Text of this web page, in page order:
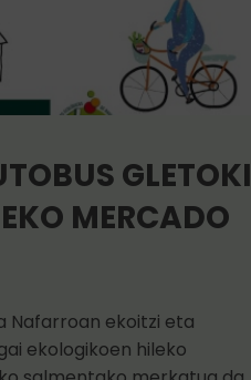
GLETOKI
MERCADO
Nafarroan ekoitzi eta
ekologikoen hileko